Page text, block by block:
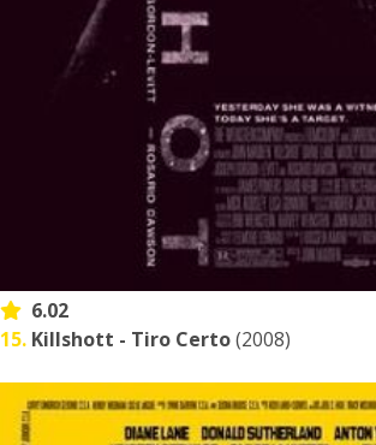
6.02
15. Killshott - Tiro Certo(2008)